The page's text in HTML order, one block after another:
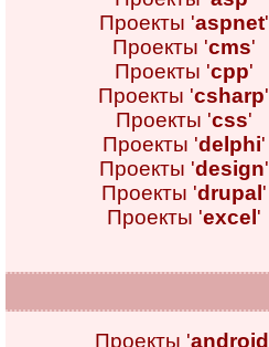
Проекты 'aspnet'
Проекты 'cms'
Проекты 'cpp'
Проекты 'csharp'
Проекты 'css'
Проекты 'delphi'
Проекты 'design'
Проекты 'drupal '
Проекты 'excel '
Проекты 'android